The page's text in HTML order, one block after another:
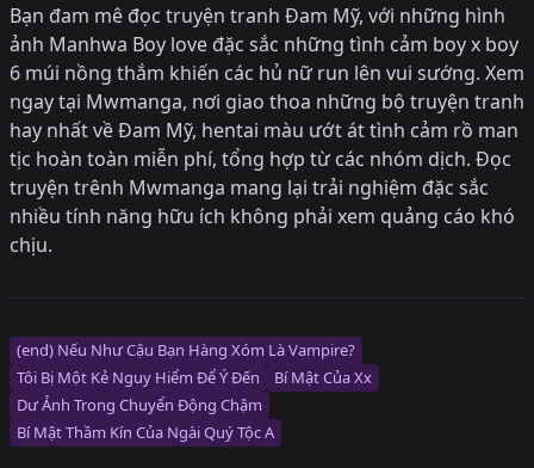
Bạn đam mê đọc truyện tranh Đam Mỹ, với những hình
ảnh Manhwa Boy love đặc sắc những tình cảm boy x boy
6 múi nồng thắm khiến các hủ nữ run lên vui sướng. Xem
ngay tại Mwmanga, nơi giao thoa những bộ truyện tranh
hay nhất về Đam Mỹ, hentai màu ướt át tình cảm rồ man
tịc hoàn toàn miễn phí, tổng hợp từ các nhóm dịch. Đọc
truyện trênh Mwmanga mang lại trải nghiệm đặc sắc
nhiều tính năng hữu ích không phải xem quảng cáo khó
chịu.
(end) Nếu Như Cậu Bạn Hàng Xóm Là Vampire?
Tôi Bị Một Kẻ Nguy Hiểm Để Ý Đến
Bí Mật Của Xx
Dư Ảnh Trong Chuyển Động Chậm
Bí Mật Thầm Kín Của Ngài Quý Tộc Α